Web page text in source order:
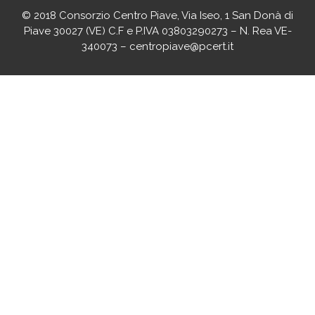
© 2018 Consorzio Centro Piave, Via Iseo, 1 San Donà di
Piave 30027 (VE) C.F e P.IVA 03803290273 – N. Rea VE-
340073 – centropiave@pcert.it